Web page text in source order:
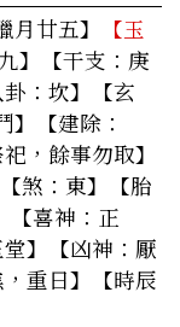
月廿五】
【玉
九】【干支：庚
：坎】【玄
【建除：
，餘事勿取】
煞：東】【胎
【喜神：正
】【凶神：厭
重日】
【時辰